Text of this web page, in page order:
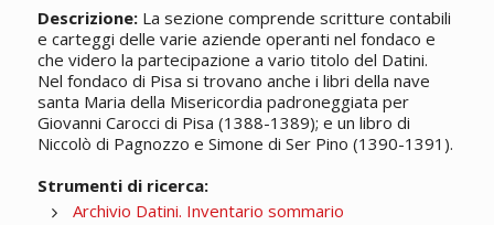
Descrizione:La sezione comprende scritture contabili
e carteggi delle varie aziende operanti nel fondaco e
che videro la partecipazione a vario titolo del Datini.
Nel fondaco di Pisa si trovano anche i libri della nave
santa Maria della Misericordia padroneggiata per
Giovanni Carocci di Pisa (1388-1389); e un libro di
Niccolò di Pagnozzo e Simone di Ser Pino (1390-1391).
Strumenti di ricerca:
Archivio Datini. Inventario sommario